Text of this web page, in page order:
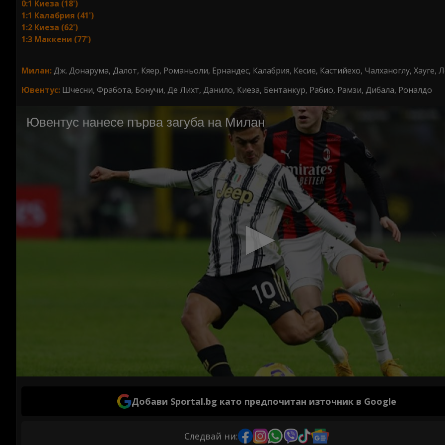
0:1 Киеза (18')
1:1 Калабрия (41')
1:2 Киеза (62')
1:3 Маккени (77')
Милан:Дж. Донарума, Далот, Кяер, Романьоли, Ернандес, Калабрия, Кесие, Кастийехо, Чалханоглу, Хауге,
Ювентус: Шчесни, Фработа, Бонучи, Де Лихт, Данило, Киеза, Бентанкур, Рабио, Рамзи, Дибала, Роналдо
Добави Sportal.bg като предпочитан източник в Google
Следвай ни: